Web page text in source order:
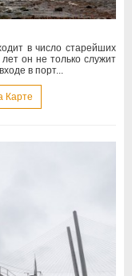
в число старейших
он не только служит
в порт...
Карте